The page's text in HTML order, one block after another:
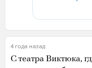
4 года назад
С театра Виктюка,